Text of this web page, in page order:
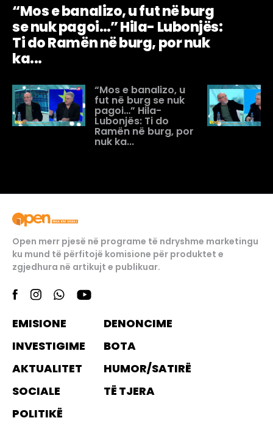
“Mos e banalizo, u fut në burg
se nuk pagoi…” Hila- Lubonjës:
Ti do Ramën në burg, por nuk
ka...
“Mos e banalizo, u
fut në burg se nuk
pagoi…” Hila-
Lubonjës: Ti do
Ramën në burg, por
nuk ka...
Open merr pjesë në programe të ndryshme marketingu
ku mund të përfitojë komisione për produktet e
zgjedhura në artikujt e publikuar.
EMISIONE
INVESTIGIME
AKTUALITET
SOCIALE
POLITIKË
DENONCIME
BOTA
HUMOR/SATIRË
TË TJERA